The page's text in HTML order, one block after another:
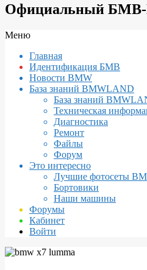
Официальный БМВ-
Вторичное
навигации
Меню
Главная
Идентификация БМВ
Новости BMW
База знаний BMWLAND
База знаний
Техническая
Диагностика
Ремонт
Файлы
Форум
Это интересно
Лучшие фотосеты
Бортовики
Наши машины
Форумы
Кабинет
Войти